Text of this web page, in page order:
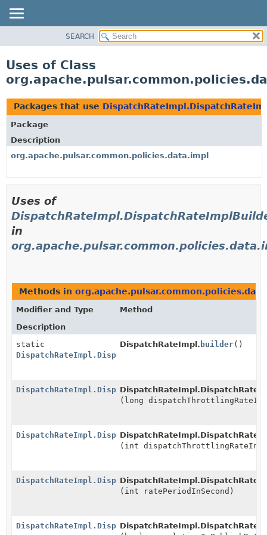
CLASS
TREE
DEPRECATED
INDEX
HELP
SEARCH
Uses of Class
Packages that use
Package
Description
org.apache.pulsar.common.policies.data.impl
Uses of
in
Methods in
Modifier and Type
Method
Description
static
DispatchRateImpl.DispatchRateImplBuilder
DispatchRateImpl. builder()
DispatchRateImpl.DispatchRateImplBuilder
(long
DispatchRateImpl.DispatchRateImplBuilder
(int
DispatchRateImpl.DispatchRateImplBuilder
(int ratePeriodInSecond)
DispatchRateImpl.DispatchRateImplBuilder